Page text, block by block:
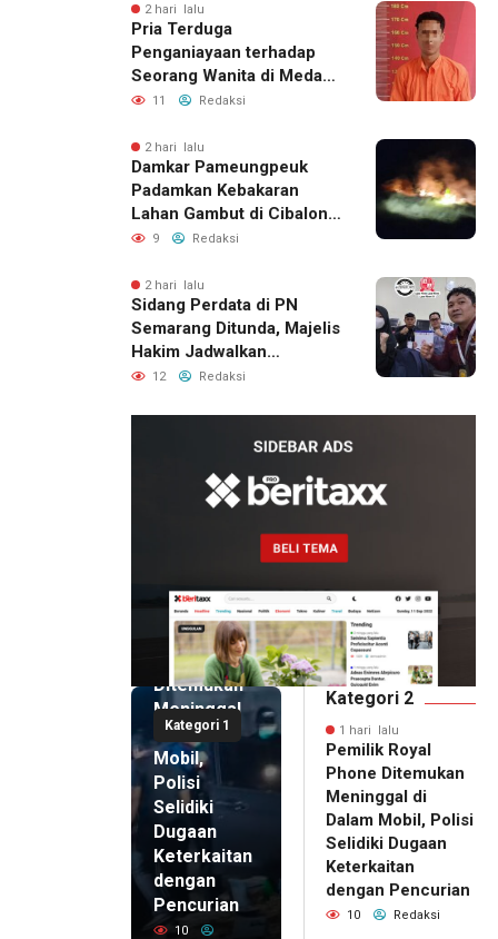
2 hari lalu
Pria Terduga
Penganiayaan terhadap
Seorang Wanita di Medan
Ditangkap Polisi
11 Redaksi
2 hari lalu
Damkar Pameungpeuk
Padamkan Kebakaran
Lahan Gambut di Cibalong,
Permukiman Warga
9 Redaksi
2 hari lalu
Sidang Perdata di PN
Semarang Ditunda, Majelis
Hakim Jadwalkan
Pemanggilan Ulang BPR
12 Redaksi
Kategori 1
1 hari lalu
Pemilik
Royal
Phone
Ditemukan
Meninggal
di Dalam
Mobil,
Polisi
Selidiki
Dugaan
Keterkaitan
dengan
Pencurian
10
Kategori 2
1 hari lalu
Pemilik Royal
Phone Ditemukan
Meninggal di
Dalam Mobil, Polisi
Selidiki Dugaan
Keterkaitan
dengan Pencurian
10 Redaksi